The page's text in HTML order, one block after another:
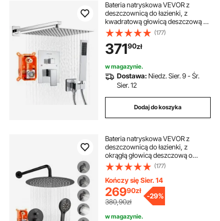
Bateria natryskowa VEVOR z
deszczownicą do łazienki, z
kwadratową głowicą deszczową o
średnicy 305 mm i prysznicem
ręcznym, bateria łazienkowa
ścienna z zaworem mosiężnym i
zestawem wykończeniowym,
chrom srebrny
(177)
37190zł
w magazynie.
Dostawa: Niedz. Sier. 9 - Śr.
Sier. 12
Dodaj do koszyka
Bateria natryskowa VEVOR z
deszczownicą do łazienki, z
okrągłą głowicą deszczową o
średnicy 305 mm i słuchawką
prysznicową, bateria łazienkowa
ścienna z zaworem mosiężnym i
zestawem wykończeniowym,
matowa czerń
(177)
Kończy się Sier. 14
26990zł
380,90zł
-29%
w magazynie.